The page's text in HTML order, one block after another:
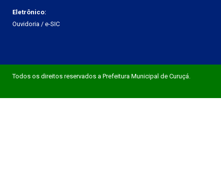
Eletrônico:
Ouvidoria / e-SIC
Todos os direitos reservados a Prefeitura Municipal de Curuçá.